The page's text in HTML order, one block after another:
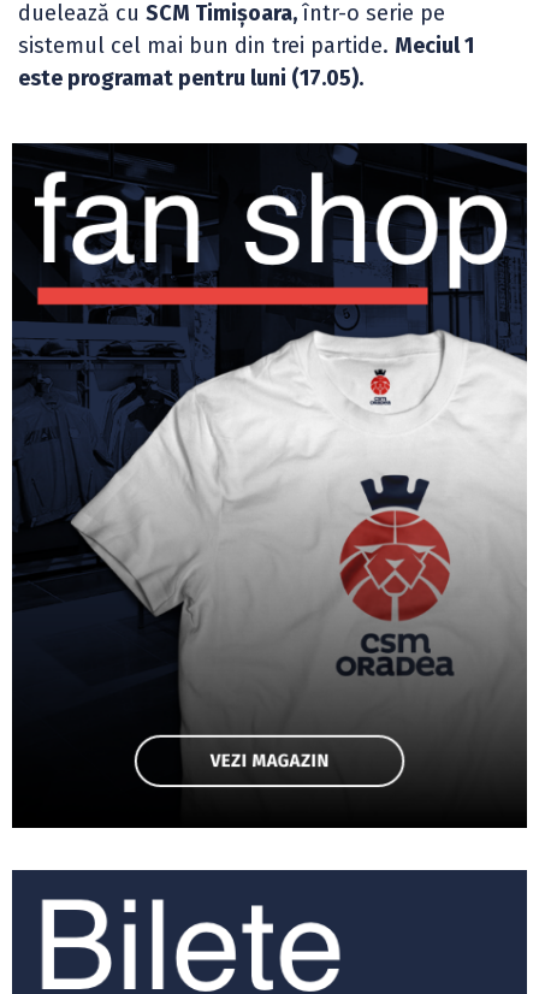
duelează cu SCM Timișoara,într-o serie pe
sistemul cel mai bun din trei partide. Meciul 1
este programat pentru luni (17.05).